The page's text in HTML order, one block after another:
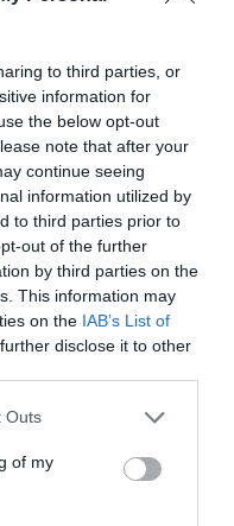
to third parties, or
information for
the below opt-out
note that after your
continue seeing
information utilized by
to third parties prior to
out of the further
by third parties on the
This information may
on the IAB’s List of
disclose it to other
one or more Google
You may click to
its third-party tags to
in below Google
Outs
of my
mint
jelzi, hogy a vállalkozói